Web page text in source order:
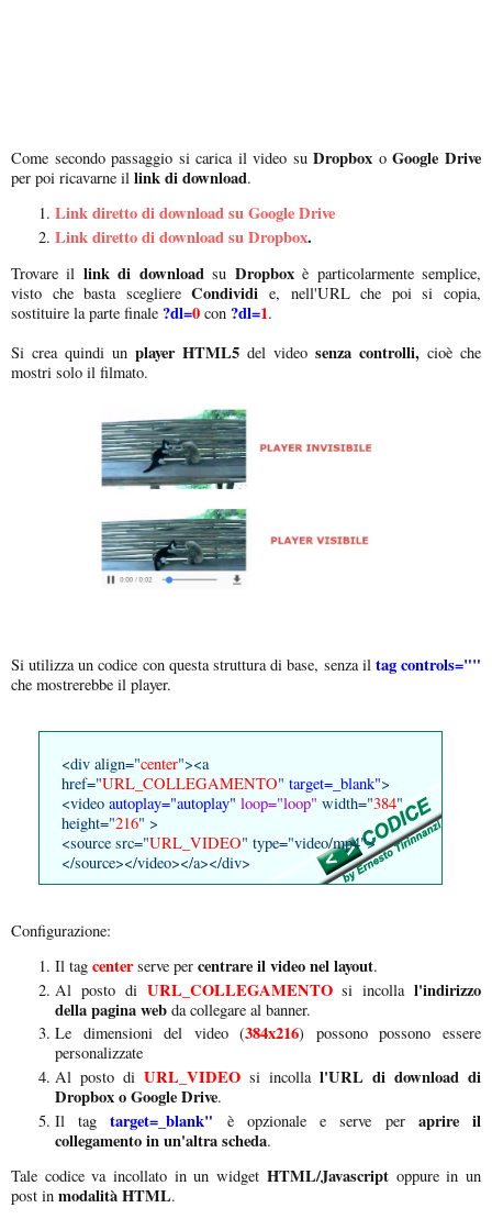
Come secondo passaggio si carica il video suDropbox oGoogle Drive
per poi ricavarne il link di download.
Link diretto di download su Google Drive
Link diretto di download su Dropbox.
Trovare il link di download su Dropboxè particolarmente semplice,
visto che basta scegliereCondividi e, nell'URL che poi si copia,
sostituire la parte finale ?dl=0 con ?dl=1.
Si crea quindi un player HTML5 del video senza controlli, cioè che
mostri solo il filmato.
Si utilizza un codice con questa struttura di base, senza il tag controls=""
che mostrerebbe il player.
<div align="center"><a
href="URL_COLLEGAMENTO" target=_blank">
<video autoplay="autoplay" loop="loop" width="384"
height="216" >
<source src="URL_VIDEO" type="video/mp4">
</source></video></a></div>
Configurazione:
Il tag centerserve per centrare il video nel layout.
Al posto di URL_COLLEGAMENTOsi incollal'indirizzo
della pagina web da collegare al banner.
Le dimensioni del video (384x216) possono possono essere
personalizzate
Al posto di URL_VIDEO si incolla l'URL di download di
Dropbox o Google Drive.
Il tag
target=_blank" è opzionale e serve peraprire il
collegamento in un'altra scheda.
Tale codice va incollato in un widget HTML/Javascriptoppure in un
post in modalità HTML.